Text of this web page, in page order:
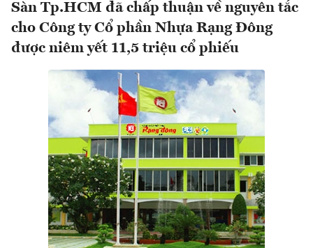
Sàn Tp.HCM đã chấp thuận về nguyên tắc
cho Công ty Cổ phần Nhựa Rạng Đông
được niêm yết 11,5 triệu cổ phiếu